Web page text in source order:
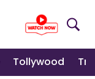
Tollywood